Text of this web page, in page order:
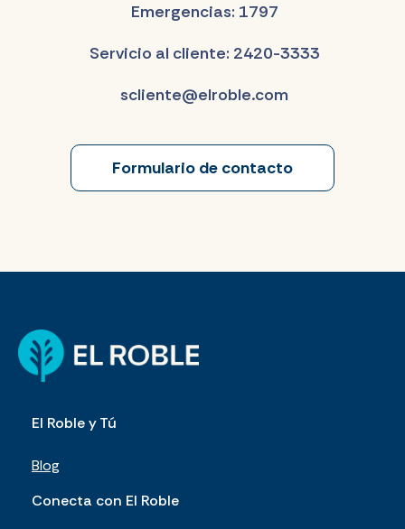
Emergencias: 1797
Servicio al cliente: 2420-3333
scliente@elroble.com
Formulario de contacto
El Roble y Tú
Blog
Conecta con El Roble